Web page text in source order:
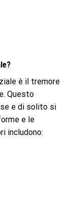
è il tremore
Questo
e di solito si
e le
includono: